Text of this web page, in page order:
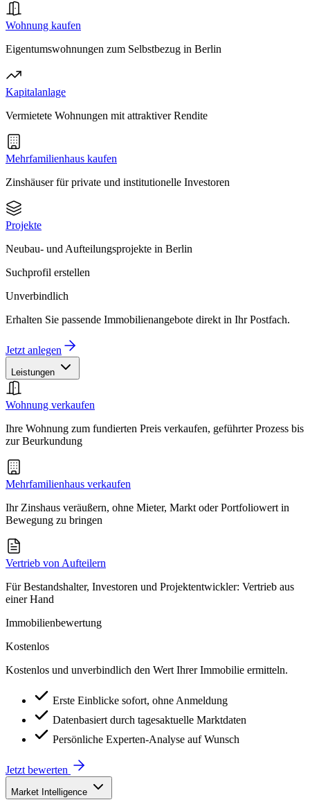
Wohnung kaufen
Eigentumswohnungen zum Selbstbezug in Berlin
Kapitalanlage
Vermietete Wohnungen mit attraktiver Rendite
Mehrfamilienhaus kaufen
Zinshäuser für private und institutionelle Investoren
Projekte
Neubau- und Aufteilungsprojekte in Berlin
Suchprofil erstellen
Unverbindlich
Erhalten Sie passende Immobilienangebote direkt in Ihr Postfach.
Jetzt anlegen
Leistungen
Wohnung verkaufen
Ihre Wohnung zum fundierten Preis verkaufen, geführter Prozess bis
zur Beurkundung
Mehrfamilienhaus verkaufen
Ihr Zinshaus veräußern, ohne Mieter, Markt oder Portfoliowert in
Bewegung zu bringen
Vertrieb von Aufteilern
Für Bestandshalter, Investoren und Projektentwickler: Vertrieb aus
einer Hand
Immobilienbewertung
Kostenlos
Kostenlos und unverbindlich den Wert Ihrer Immobilie ermitteln.
Erste Einblicke sofort, ohne Anmeldung
Datenbasiert durch tagesaktuelle Marktdaten
Persönliche Experten-Analyse auf Wunsch
Jetzt bewerten
Market Intelligence